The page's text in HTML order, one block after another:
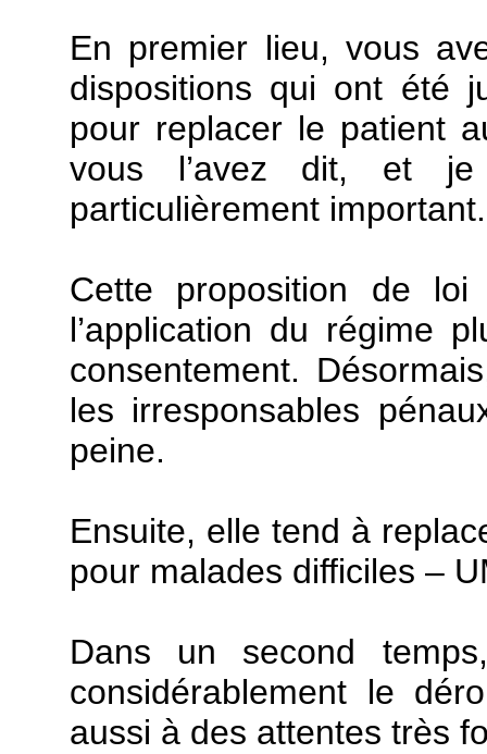
En premier lieu, vous
dispositions qui ont été
pour replacer le patient
vous l’avez dit, et
particulièrement important.
Cette proposition de
l’application du régime
consentement.
les irresponsables
peine.
Ensuite, elle tend à
pour malades difficiles –
Dans un second
considérablement le
aussi à des attentes très